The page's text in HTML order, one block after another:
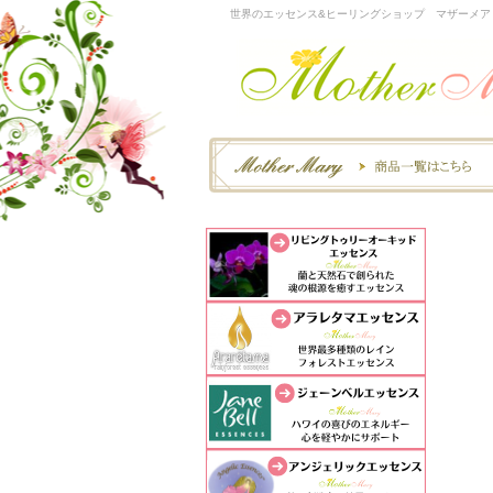
世界のエッセンス&ヒーリングショップ マザーメア